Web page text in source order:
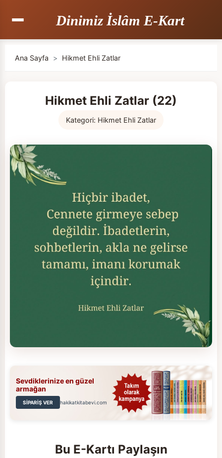
Dinimiz İslâm E-Kart
Ana Sayfa > Hikmet Ehli Zatlar
Hikmet Ehli Zatlar (22)
Kategori: Hikmet Ehli Zatlar
Sevdiklerinize en güzel
armağan
SİPARİŞ VER hakikatkitabevi.com
Bu E-Kartı Paylaşın